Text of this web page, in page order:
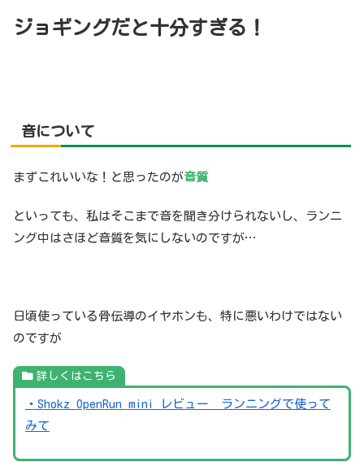
ジョギングだと十分すぎる！
音について
まずこれいいな！と思ったのが音質
といっても、私はそこまで音を聞き分けられないし、ランニ
ング中はさほど音質を気にしないのですが…
日頃使っている骨伝導のイヤホンも、特に悪いわけではない
のですが
詳しくはこちら
・Shokz OpenRun mini レビュー ランニングで使って
みて